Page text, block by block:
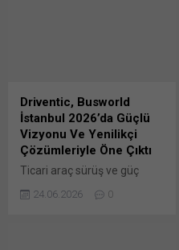
Döger Bunu paylaş: X'te
paylaşmak için tıklayın (Yeni
pencerede açılır) X Linkedln
üzerinden paylaşmak için
tıklayın (Yeni pencerede
açılır) LinkedIn WhatsApp'ta
paylaşmak için tıklayın (Yeni
Driventic, Busworld
İstanbul 2026’da Güçlü
Vizyonu Ve Yenilikçi
Çözümleriyle Öne Çıktı
Ticari araç sürüş ve güç
global bir teknoloji şirketi
24.06.2026 0